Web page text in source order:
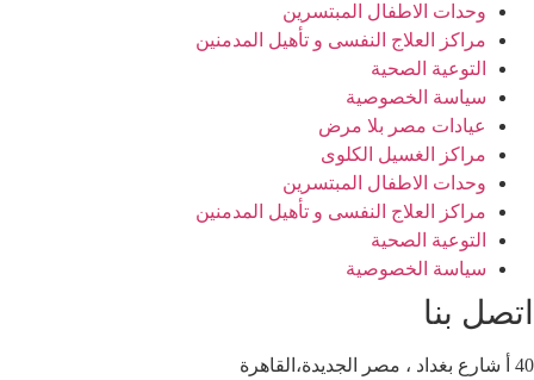
وحدات الاطفال المبتسرين
مراكز العلاج النفسى و تأهيل المدمنين
التوعية الصحية
سياسة الخصوصية
عيادات مصر بلا مرض
مراكز الغسيل الكلوى
وحدات الاطفال المبتسرين
مراكز العلاج النفسى و تأهيل المدمنين
التوعية الصحية
سياسة الخصوصية
اتصل بنا
40 أ شارع بغداد ، مصر الجديدة،القاهرة